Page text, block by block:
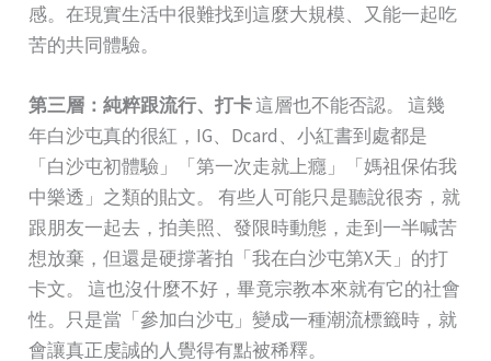
感。在現實生活中很難找到這麼大規模、又能一起吃
苦的共同體驗。
第三層：純粹跟流行、打卡這層也不能否認。 這幾
年白沙屯真的很紅，IG、Dcard、小紅書到處都是
「白沙屯初體驗」「第一次走就上癮」「媽祖保佑我
中樂透」之類的貼文。 有些人可能只是聽說很夯，就
跟朋友一起去，拍美照、發限時動態，走到一半喊苦
想放棄，但還是硬撐著拍「我在白沙屯第X天」的打
卡文。 這也沒什麼不好，畢竟宗教本來就有它的社會
性。只是當「參加白沙屯」變成一種潮流標籤時，就
會讓真正虔誠的人覺得有點被稀釋。